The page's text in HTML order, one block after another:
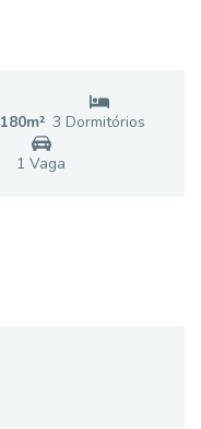
180m² 3 Dormitórios
1 Vaga